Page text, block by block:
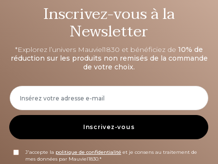
Inscrivez-vous à la
Newsletter
*Explorez l’univers Mauviel1830 et bénéficiez de 10% de
réduction sur les produits non remisés de la commande
de votre choix.
Inscrivez-vous
J'accepte la politique de confidentialité et je consens au traitement de
mes données par Mauviel1830.*